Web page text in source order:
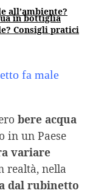
all’ambiente?
in bottiglia
Consigli pratici
fa male
bere acqua
in un Paese
variare
realtà, nella
dal rubinetto